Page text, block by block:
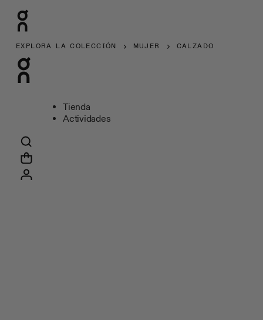
EXPLORA LA COLECCIÓN MUJER CALZADO
Tienda
Actividades